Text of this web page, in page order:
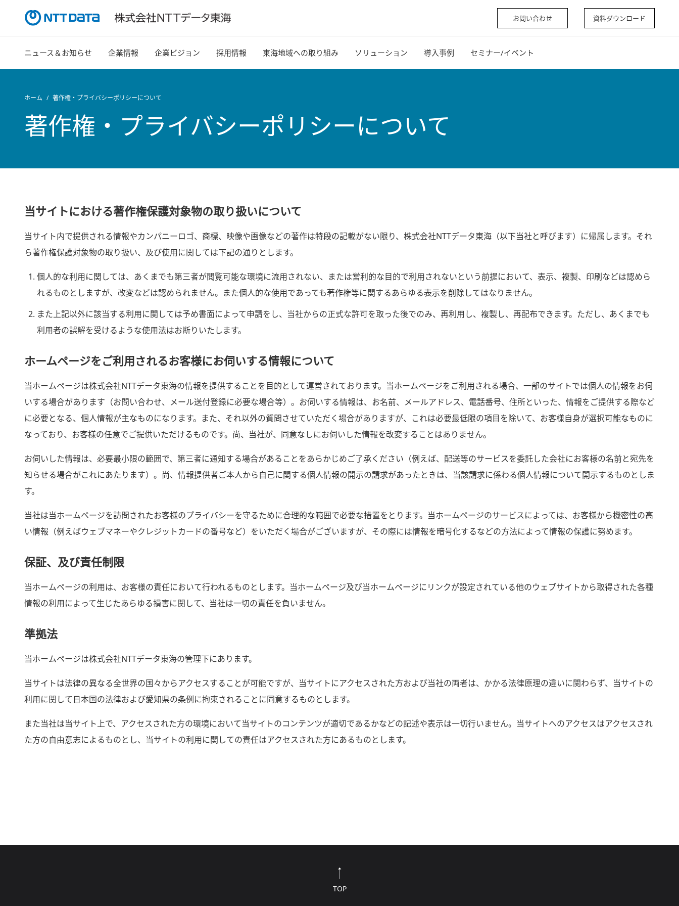
お問い合わせ 資料ダウンロード
ニュース＆お知らせ 企業情報 企業ビジョン 採用情報 東海地域への取り組み ソリューション 導入事例 セミナー/イベント
ホーム 著作権・プライバシーポリシーについて
著作権・プライバシーポリシーについて
当サイトにおける著作権保護対象物の取り扱いについて
当サイト内で提供される情報やカンパニーロゴ、商標、映像や画像などの著作は特段の記載がない限り、株式会社NTTデータ東海（以下当社と呼びます）に帰属します。それ
ら著作権保護対象物の取り扱い、及び使用に関しては下記の通りとします。
個人的な利用に関しては、あくまでも第三者が閲覧可能な環境に流用されない、または営利的な目的で利用されないという前提において、表示、複製、印刷などは認めら
れるものとしますが、改変などは認められません。また個人的な使用であっても著作権等に関するあらゆる表示を削除してはなりません。
また上記以外に該当する利用に関しては予め書面によって申請をし、当社からの正式な許可を取った後でのみ、再利用し、複製し、再配布できます。ただし、あくまでも
利用者の誤解を受けるような使用法はお断りいたします。
ホームページをご利用されるお客様にお伺いする情報について
当ホームページは株式会社NTTデータ東海の情報を提供することを目的として運営されております。当ホームページをご利用される場合、一部のサイトでは個人の情報をお伺
いする場合があります（お問い合わせ、メール送付登録に必要な場合等）。お伺いする情報は、お名前、メールアドレス、電話番号、住所といった、情報をご提供する際など
に必要となる、個人情報が主なものになります。また、それ以外の質問させていただく場合がありますが、これは必要最低限の項目を除いて、お客様自身が選択可能なものに
なっており、お客様の任意でご提供いただけるものです。尚、当社が、同意なしにお伺いした情報を改変することはありません。
お伺いした情報は、必要最小限の範囲で、第三者に通知する場合があることをあらかじめご了承ください（例えば、配送等のサービスを委託した会社にお客様の名前と宛先を
知らせる場合がこれにあたります）。尚、情報提供者ご本人から自己に関する個人情報の開示の請求があったときは、当該請求に係わる個人情報について開示するものとしま
す。
当社は当ホームページを訪問されたお客様のプライバシーを守るために合理的な範囲で必要な措置をとります。当ホームページのサービスによっては、お客様から機密性の高
い情報（例えばウェブマネーやクレジットカードの番号など）をいただく場合がございますが、その際には情報を暗号化するなどの方法によって情報の保護に努めます。
保証、及び責任制限
当ホームページの利用は、お客様の責任において行われるものとします。当ホームページ及び当ホームページにリンクが設定されている他のウェブサイトから取得された各種
情報の利用によって生じたあらゆる損害に関して、当社は一切の責任を負いません。
準拠法
当ホームページは株式会社NTTデータ東海の管理下にあります。
当サイトは法律の異なる全世界の国々からアクセスすることが可能ですが、当サイトにアクセスされた方および当社の両者は、かかる法律原理の違いに関わらず、当サイトの
利用に関して日本国の法律および愛知県の条例に拘束されることに同意するものとします。
また当社は当サイト上で、アクセスされた方の環境において当サイトのコンテンツが適切であるかなどの記述や表示は一切行いません。当サイトへのアクセスはアクセスされ
た方の自由意志によるものとし、当サイトの利用に関しての責任はアクセスされた方にあるものとします。
TOP